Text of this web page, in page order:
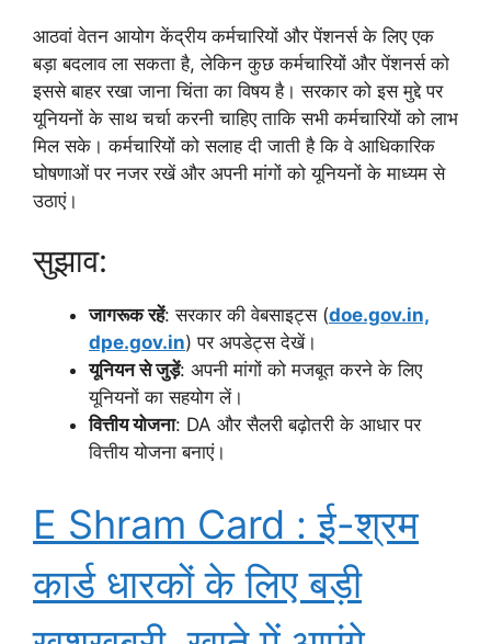
आठवां वेतन आयोग केंद्रीय कर्मचारियों और पेंशनर्स के लिए एक
बड़ा बदलाव ला सकता है, लेकिन कुछ कर्मचारियों और पेंशनर्स को
इससे बाहर रखा जाना चिंता का विषय है। सरकार को इस मुद्दे पर
यूनियनों के साथ चर्चा करनी चाहिए ताकि सभी कर्मचारियों को लाभ
मिल सके। कर्मचारियों को सलाह दी जाती है कि वे आधिकारिक
घोषणाओं पर नजर रखें और अपनी मांगों को यूनियनों के माध्यम से
उठाएं।
सुझाव:
जागरूक रहें: सरकार की वेबसाइट्स (doe.gov.in,
dpe.gov.in) पर अपडेट्स देखें।
यूनियन से जुड़ें: अपनी मांगों को मजबूत करने के लिए
यूनियनों का सहयोग लें।
वित्तीय योजना: DA और सैलरी बढ़ोतरी के आधार पर
वित्तीय योजना बनाएं।
E Shram Card : ई-श्रम
कार्ड धारकों के लिए बड़ी